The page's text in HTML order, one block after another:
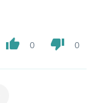
thumb_up 0 thumb_down 0